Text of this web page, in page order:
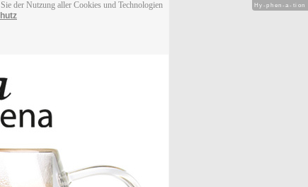
der Nutzung aller Cookies und Technologien
Hy-phen-a-tion